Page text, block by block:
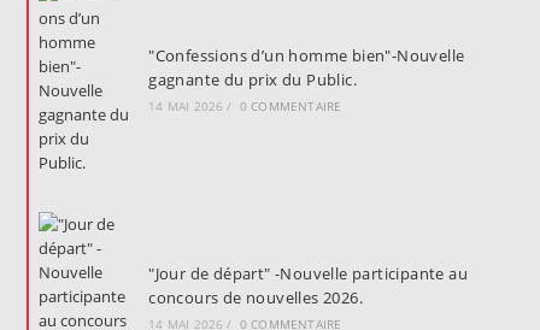
"Confessions d’un homme bien"-Nouvelle
gagnante du prix du Public.
14 MAI 2026 / 0 COMMENTAIRE
"Jour de départ" -Nouvelle participante au
concours de nouvelles 2026.
14 MAI 2026 / 0 COMMENTAIRE